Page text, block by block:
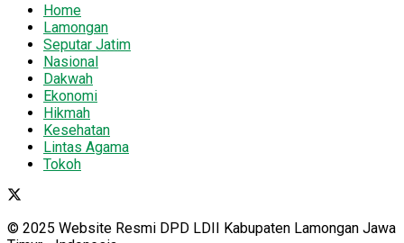
Home
Lamongan
Seputar Jatim
Nasional
Dakwah
Ekonomi
Hikmah
Kesehatan
Lintas Agama
Tokoh
© 2025 Website Resmi DPD LDII Kabupaten Lamongan Jawa